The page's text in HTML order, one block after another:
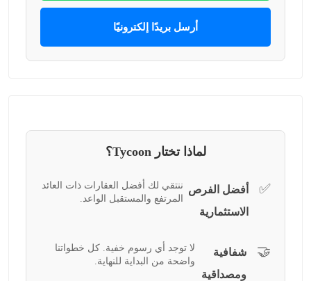
أرسل بريدًا إلكترونيًا
لماذا تختار Tycoon؟
✅
أفضل الفرص
الاستثمارية
ننتقي لك أفضل العقارات ذات العائد
المرتفع والمستقبل الواعد.
🤝
شفافية
ومصداقية
لا توجد أي رسوم خفية. كل خطواتنا
واضحة من البداية للنهاية.